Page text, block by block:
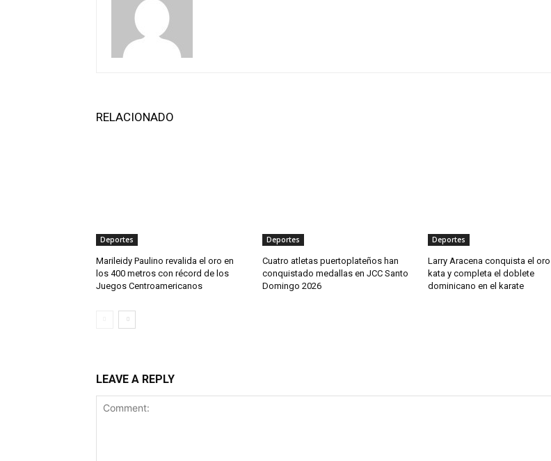
RELACIONADO
Deportes
Marileidy Paulino revalida el oro en
los 400 metros con récord de los
Juegos Centroamericanos
Deportes
Cuatro atletas puertoplateños han
conquistado medallas en JCC Santo
Domingo 2026
Deportes
Larry Aracena conquista el oro
kata y completa el doblete
dominicano en el karate
LEAVE A REPLY